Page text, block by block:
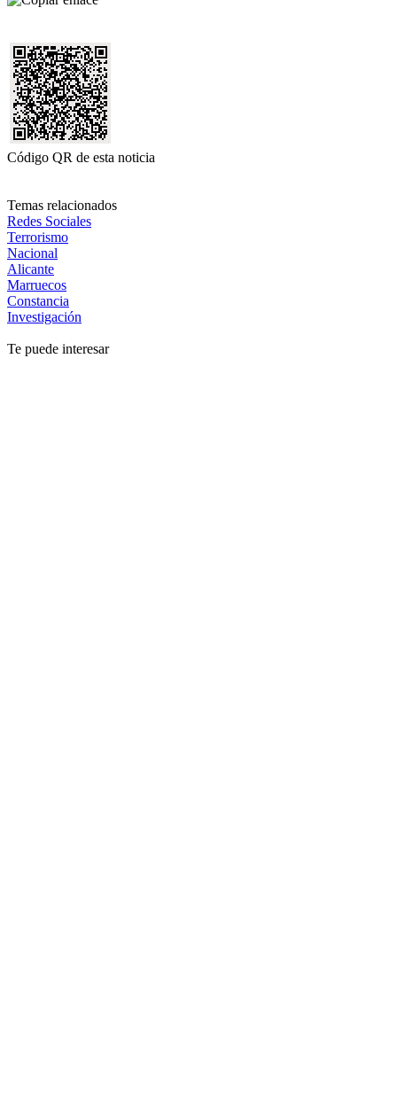
Código QR de esta noticia
Temas relacionados
Redes Sociales
Terrorismo
Nacional
Alicante
Marruecos
Constancia
Investigación
Te puede interesar